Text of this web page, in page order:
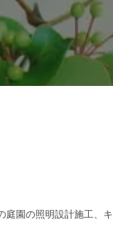
庭園の照明設計施工、キ